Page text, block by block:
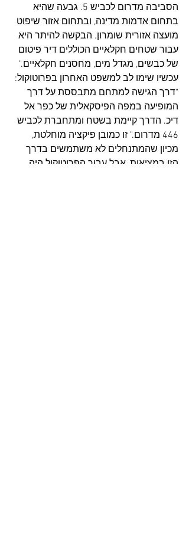
הסביבה מדרום לכביש 5. גבעה שהיא
בתחום אדמות מדינה, ובתחום אזור שיפוט
מועצה אזורית שומרון. הבקשה להיתר היא
עבור שטחים חקלאיים הכוללים דיר פיטום
של כבשים, מגדל מים, מחסנים חקלאיים."
עכשיו שימו לב למשפט האחרון בפרוטוקול:
"דרך הגישה למתחם מתבססת על דרך
המופיעה במפה הפיסקאלית של כפר אל
דיכ. הדרך קיימת בשטח ומתחברת לכביש
446 מדרום." זו כמובן פיקציה מוחלטת,
מכיון שהמתנחלים לא משתמשים בדרך
הזו במציאות, אבל עבור הפרוטוקול היה